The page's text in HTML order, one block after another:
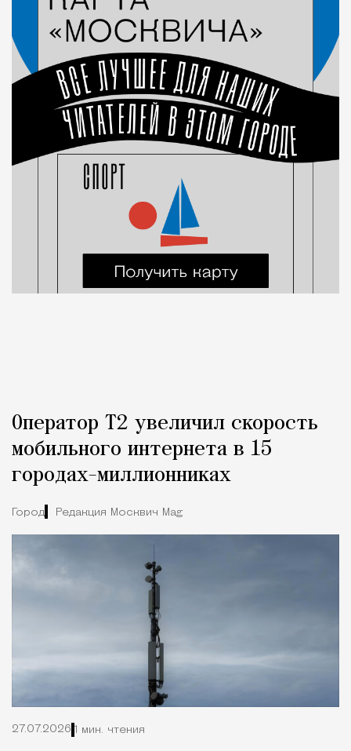
Оператор Т2 увеличил скорость
мобильного интернета в 15
городах-миллионниках
Город Редакция Москвич Mag
27.07.2026 1 мин. чтения